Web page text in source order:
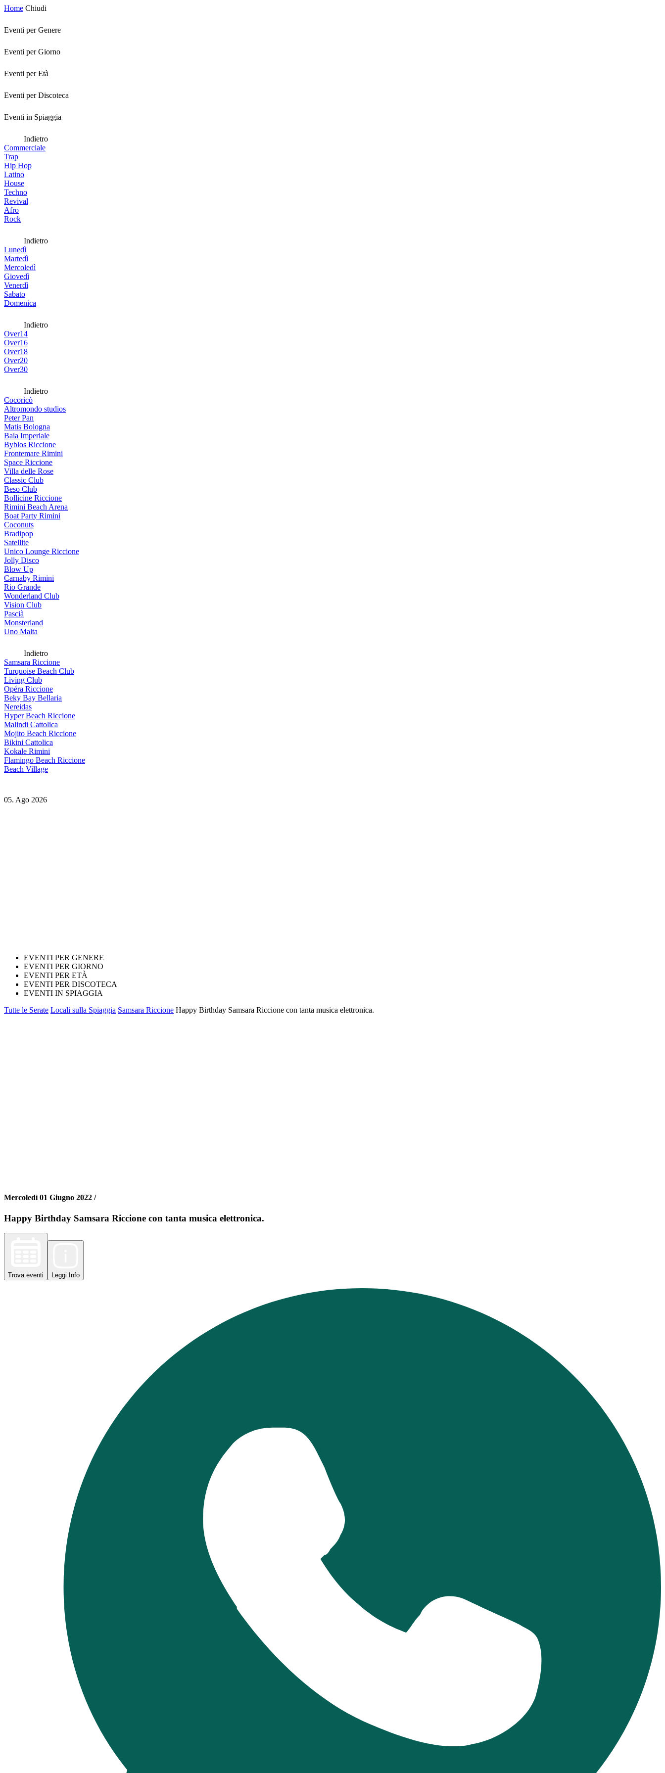
Home Chiudi
Eventi per Genere
Eventi per Giorno
Eventi per Età
Eventi per Discoteca
Eventi in Spiaggia
Indietro
Commerciale
Trap
Hip Hop
Latino
House
Techno
Revival
Afro
Rock
Indietro
Lunedì
Martedì
Mercoledì
Giovedì
Venerdì
Sabato
Domenica
Indietro
Over14
Over16
Over18
Over20
Over30
Indietro
Cocoricò
Altromondo studios
Peter Pan
Matis Bologna
Baia Imperiale
Byblos Riccione
Frontemare Rimini
Space Riccione
Villa delle Rose
Classic Club
Beso Club
Bollicine Riccione
Rimini Beach Arena
Boat Party Rimini
Coconuts
Bradipop
Satellite
Unico Lounge Riccione
Jolly Disco
Blow Up
Carnaby Rimini
Rio Grande
Wonderland Club
Vision Club
Pascià
Monsterland
Uno Malta
Indietro
Samsara Riccione
Turquoise Beach Club
Living Club
Opéra Riccione
Beky Bay Bellaria
Nereidas
Hyper Beach Riccione
Malindi Cattolica
Mojito Beach Riccione
Bikini Cattolica
Kokale Rimini
Flamingo Beach Riccione
Beach Village
05. Ago 2026
EVENTI PER GENERE
EVENTI PER GIORNO
EVENTI PER ETÀ
EVENTI PER DISCOTECA
EVENTI IN SPIAGGIA
Tutte le Serate Locali sulla Spiaggia Samsara Riccione Happy Birthday Samsara Riccione con tanta musica elettronica.
Mercoledì 01 Giugno 2022 /
Happy Birthday Samsara Riccione con tanta musica elettronica.
Trova eventi Leggi Info